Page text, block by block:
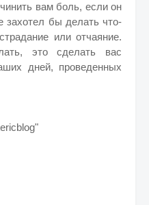
вам боль, если он
захотел бы делать что-
или отчаяние.
это сделать вас
дней, проведенных